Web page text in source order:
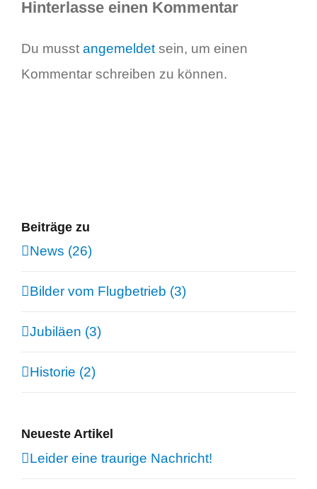
Hinterlasse einen Kommentar
Du musst angemeldet sein, um einen
Kommentar schreiben zu können.
Beiträge zu
News (26)
Bilder vom Flugbetrieb (3)
Jubiläen (3)
Historie (2)
Neueste Artikel
Leider eine traurige Nachricht!